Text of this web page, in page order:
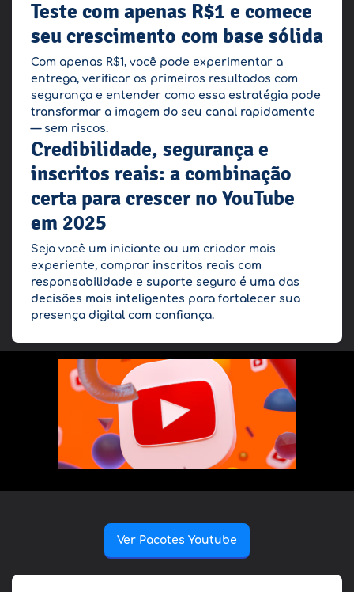
Teste com apenas R$1 e comece
seu crescimento com base sólida
Com apenas R$1, você pode experimentar a
entrega, verificar os primeiros resultados com
segurança e entender como essa estratégia pode
transformar a imagem do seu canal rapidamente
— sem riscos.
Credibilidade, segurança e
inscritos reais: a combinação
certa para crescer no YouTube
em 2025
Seja você um iniciante ou um criador mais
experiente, comprar inscritos reais com
responsabilidade e suporte seguro é uma das
decisões mais inteligentes para fortalecer sua
presença digital com confiança.
Ver Pacotes Youtube